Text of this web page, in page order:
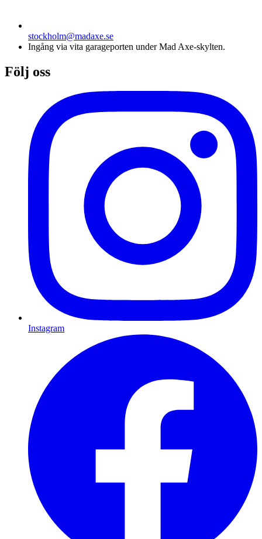
stockholm@madaxe.se
Ingång via vita garageporten under Mad Axe-skylten.
Följ oss
Instagram